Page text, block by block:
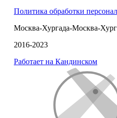
Политика обработки
Москва-Хургада-Москва-
2016-2023
Работает на Кандинском